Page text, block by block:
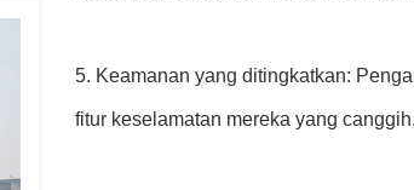
5. Keamanan yang ditingkatkan:
fitur keselamatan mereka yang